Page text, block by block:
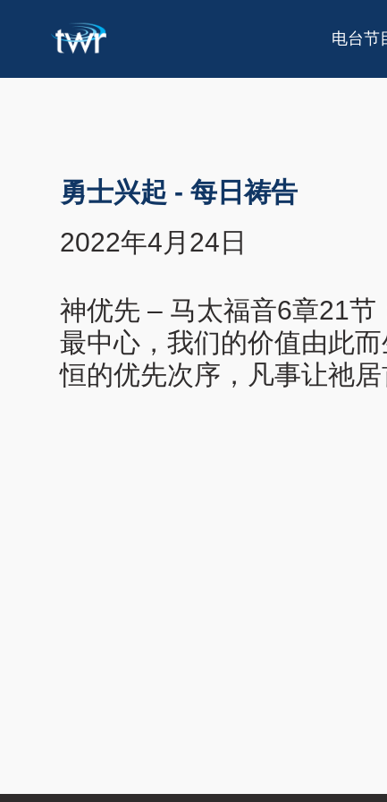
电台节
勇士兴起 - 每日祷告
2022年4月24日
神优先 – 马太福音6章21
最中心，我们的价值由此
恒的优先次序，凡事让祂居